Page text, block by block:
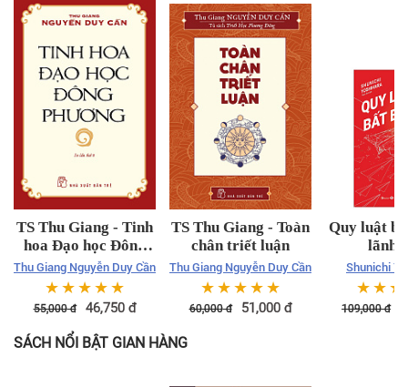
TS Thu Giang - Tinh
hoa Đạo học Đông
Phương
Thu Giang Nguyễn Duy Cần
☆☆☆☆☆
55,000đ 46,750đ
TS Thu Giang - Toàn
chân triết luận
Thu Giang Nguyễn Duy Cần
☆☆☆☆☆
60,000đ 51,000đ
Quy luật
lãnh
Shunichi
☆☆☆
109,000đ
SÁCH NỔI BẬT GIAN HÀNG